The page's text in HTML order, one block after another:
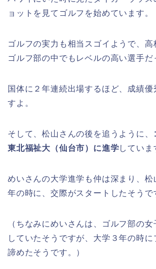
ョットを見てゴルフを始めています。
ゴルフの実力も相当スゴイようで、高
ゴルフ部の中でもレベルの高い選手だ
国体に２年連続出場するほど、成績優
すよ。
そして、松山さんの後を追うように、
東北福祉大（仙台市）に進学していま
めいさんの大学進学も仲は深まり、松
年の時に、交際がスタートしたそうで
（ちなみにめいさんは、ゴルフ部の
していたそうですが、大学３年の時に
諦めたそうです。）